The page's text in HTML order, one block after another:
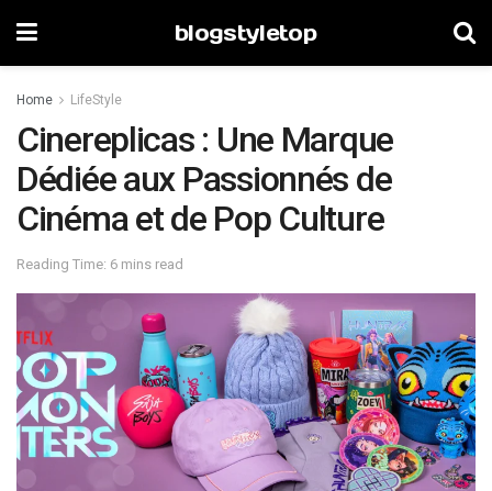
blogstyletop
Home LifeStyle
Cinereplicas : Une Marque
Dédiée aux Passionnés de
Cinéma et de Pop Culture
Reading Time: 6 mins read